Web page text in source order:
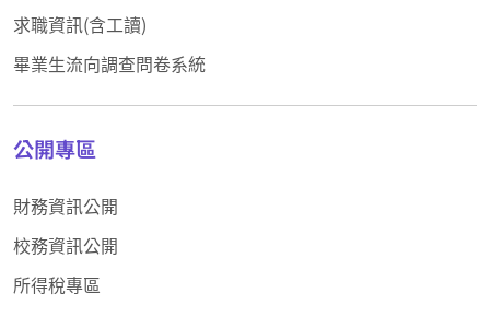
求職資訊(含工讀)
畢業生流向調查問卷系統
公開專區
財務資訊公開
校務資訊公開
所得稅專區